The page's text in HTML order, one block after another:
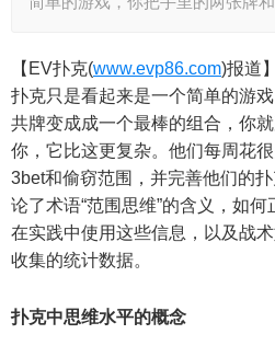
【EV扑克(www.evp86.com)报道】
扑克只是看起来是一个简单的游
共牌变成成一个最棒的组合，你
你，它比这更复杂。他们每周花
3bet和偷窃范围，并完善他们的
论了术语“范围思维”的含义，如
在实践中使用这些信息，以及战
收集的统计数据。
扑克中思维水平的概念